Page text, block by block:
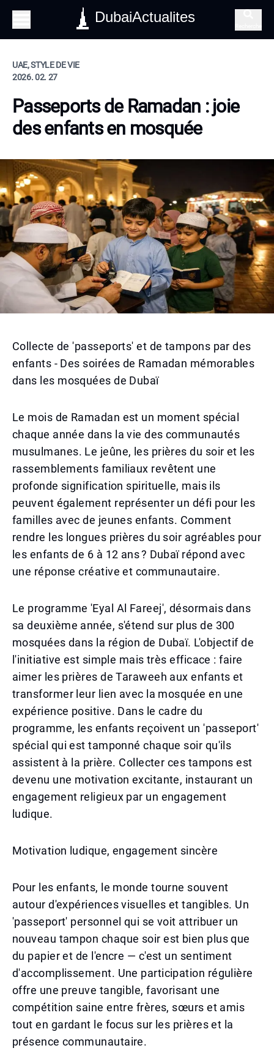
DubaiActualites
UAE, STYLE DE VIE
2026. 02. 27
Passeports de Ramadan : joie
des enfants en mosquée
Collecte de 'passeports' et de tampons par des
enfants - Des soirées de Ramadan mémorables
dans les mosquées de Dubaï
Le mois de Ramadan est un moment spécial
chaque année dans la vie des communautés
musulmanes. Le jeûne, les prières du soir et les
rassemblements familiaux revêtent une
profonde signification spirituelle, mais ils
peuvent également représenter un défi pour les
familles avec de jeunes enfants. Comment
rendre les longues prières du soir agréables pour
les enfants de 6 à 12 ans ? Dubaï répond avec
une réponse créative et communautaire.
Le programme 'Eyal Al Fareej', désormais dans
sa deuxième année, s'étend sur plus de 300
mosquées dans la région de Dubaï. L'objectif de
l'initiative est simple mais très efficace : faire
aimer les prières de Taraweeh aux enfants et
transformer leur lien avec la mosquée en une
expérience positive. Dans le cadre du
programme, les enfants reçoivent un 'passeport'
spécial qui est tamponné chaque soir qu'ils
assistent à la prière. Collecter ces tampons est
devenu une motivation excitante, instaurant un
engagement religieux par un engagement
ludique.
Motivation ludique, engagement sincère
Pour les enfants, le monde tourne souvent
autour d'expériences visuelles et tangibles. Un
'passeport' personnel qui se voit attribuer un
nouveau tampon chaque soir est bien plus que
du papier et de l'encre — c'est un sentiment
d'accomplissement. Une participation régulière
offre une preuve tangible, favorisant une
compétition saine entre frères, sœurs et amis
tout en gardant le focus sur les prières et la
présence communautaire.